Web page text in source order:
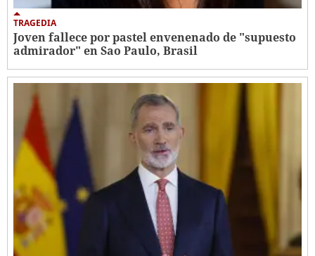
TRAGEDIA
Joven fallece por pastel envenenado de "supuesto
admirador" en Sao Paulo, Brasil